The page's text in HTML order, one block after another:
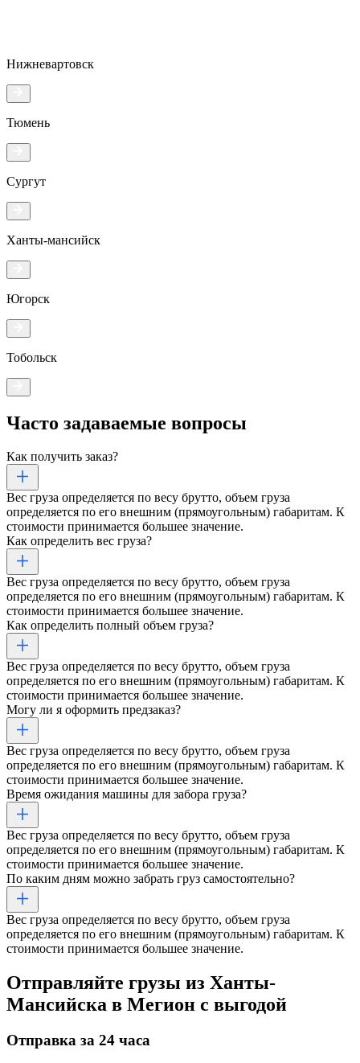
Нижневартовск
Тюмень
Сургут
Ханты-мансийск
Югорск
Тобольск
Часто задаваемые вопросы
Как получить заказ?
Вес груза определяется по весу брутто, объем груза
определяется по его внешним (прямоугольным) габаритам. К
стоимости принимается большее значение.
Как определить вес груза?
Вес груза определяется по весу брутто, объем груза
определяется по его внешним (прямоугольным) габаритам. К
стоимости принимается большее значение.
Как определить полный объем груза?
Вес груза определяется по весу брутто, объем груза
определяется по его внешним (прямоугольным) габаритам. К
стоимости принимается большее значение.
Могу ли я оформить предзаказ?
Вес груза определяется по весу брутто, объем груза
определяется по его внешним (прямоугольным) габаритам. К
стоимости принимается большее значение.
Время ожидания машины для забора груза?
Вес груза определяется по весу брутто, объем груза
определяется по его внешним (прямоугольным) габаритам. К
стоимости принимается большее значение.
По каким дням можно забрать груз самостоятельно?
Вес груза определяется по весу брутто, объем груза
определяется по его внешним (прямоугольным) габаритам. К
стоимости принимается большее значение.
Отправляйте грузы из Ханты-
Мансийска в Мегион с выгодой
Отправка за 24 часа